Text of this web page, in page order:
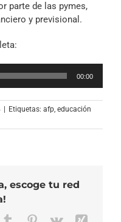
parte de las pymes,
y previsional.
00:00
Etiquetas: afp, educación
escoge tu red